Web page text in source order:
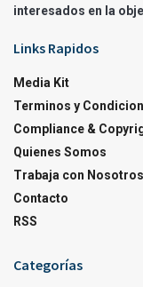
interesados en la
Links Rapidos
Media Kit
Terminos y
Compliance &
Quienes Somos
Trabaja con Nosotros
Contacto
RSS
Categorías